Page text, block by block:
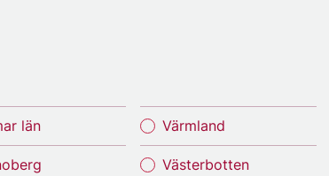
län Värmland
Västerbotten